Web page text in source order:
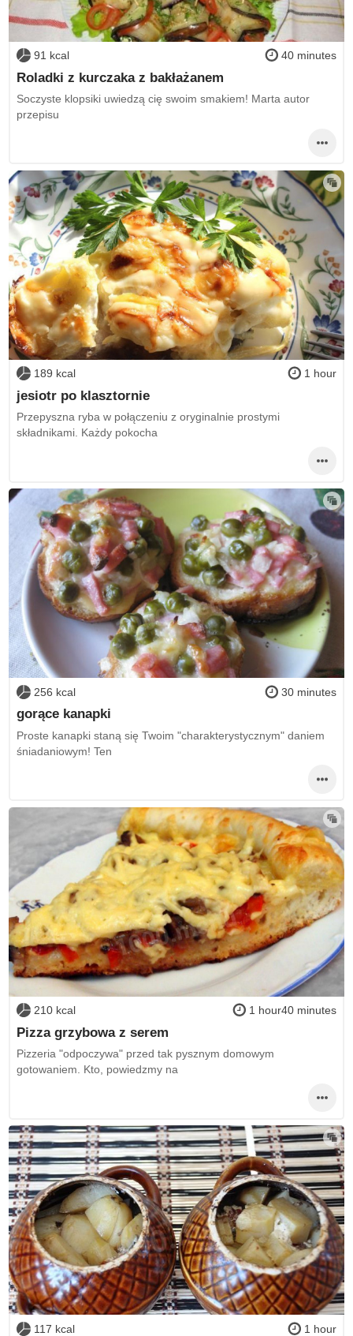
91 kcal 40 minutes
Roladki z kurczaka z bakłażanem
Soczyste klopsiki uwiedzą cię swoim smakiem! Marta autor
przepisu
189 kcal 1 hour
jesiotr po klasztornie
Przepyszna ryba w połączeniu z oryginalnie prostymi
składnikami. Każdy pokocha
256 kcal 30 minutes
gorące kanapki
Proste kanapki staną się Twoim "charakterystycznym" daniem
śniadaniowym! Ten
210 kcal 1 hour40 minutes
Pizza grzybowa z serem
Pizzeria "odpoczywa" przed tak pysznym domowym
gotowaniem. Kto, powiedzmy na
117 kcal 1 hour